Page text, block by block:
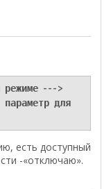
режиме --->
для
есть доступный
-«отключаю».